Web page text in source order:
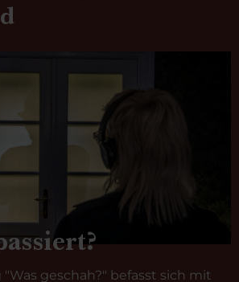
geschah?" befasst sich mit